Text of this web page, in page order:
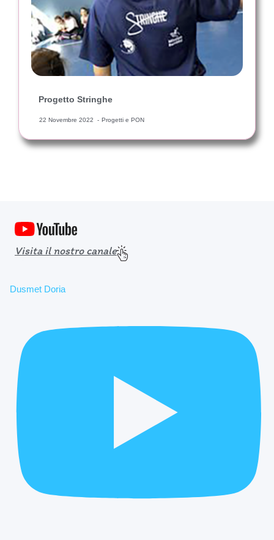
Progetto Stringhe
22 Novembre 2022 Progetti e PON
Visita il nostro canale
Dusmet Doria